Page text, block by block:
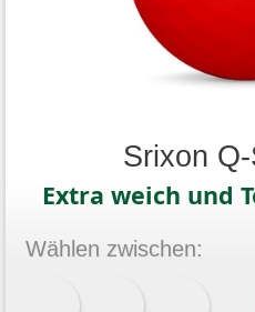
Srixon
Extra weich und
Wählen zwischen: